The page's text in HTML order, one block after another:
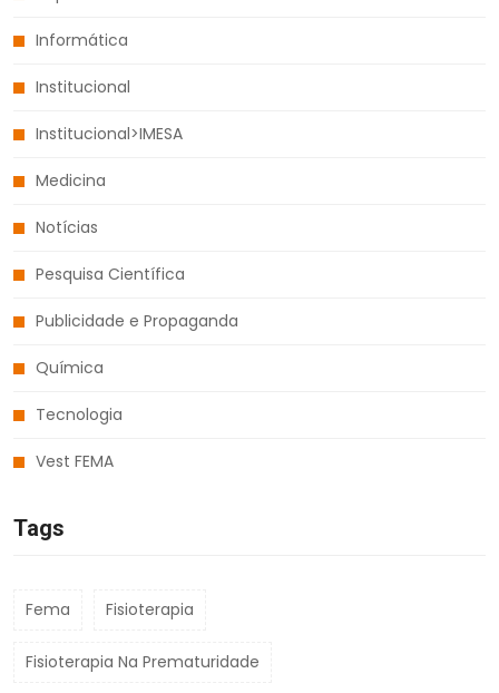
Informática
Institucional
Institucional>IMESA
Medicina
Notícias
Pesquisa Científica
Publicidade e Propaganda
Química
Tecnologia
Vest FEMA
Tags
Fema Fisioterapia
Fisioterapia Na Prematuridade